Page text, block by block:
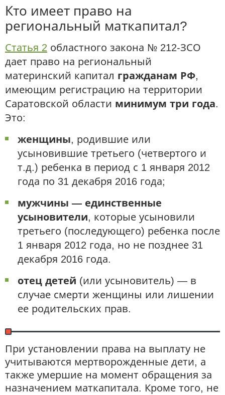
Кто имеет право на
региональный маткапитал?
Статья 2 областного закона № 212-ЗСО
дает право на региональный
материнский капитал гражданам РФ,
имеющим регистрацию на территории
Саратовской области минимум три года.
Это:
женщины, родившие или
усыновившие третьего (четвертого и
т.д.) ребенка в период с 1 января 2012
года по 31 декабря 2016 года;
мужчины — единственные
усыновители, которые усыновили
третьего (последующего) ребенка после
1 января 2012 года, но не позднее 31
декабря 2016 года.
отец детей (или усыновитель) — в
случае смерти женщины или лишении
ее родительских прав.
При установлении права на выплату не
учитываются мертворожденные дети, а
также умершие на момент обращения за
назначением маткапитала. Кроме того, не